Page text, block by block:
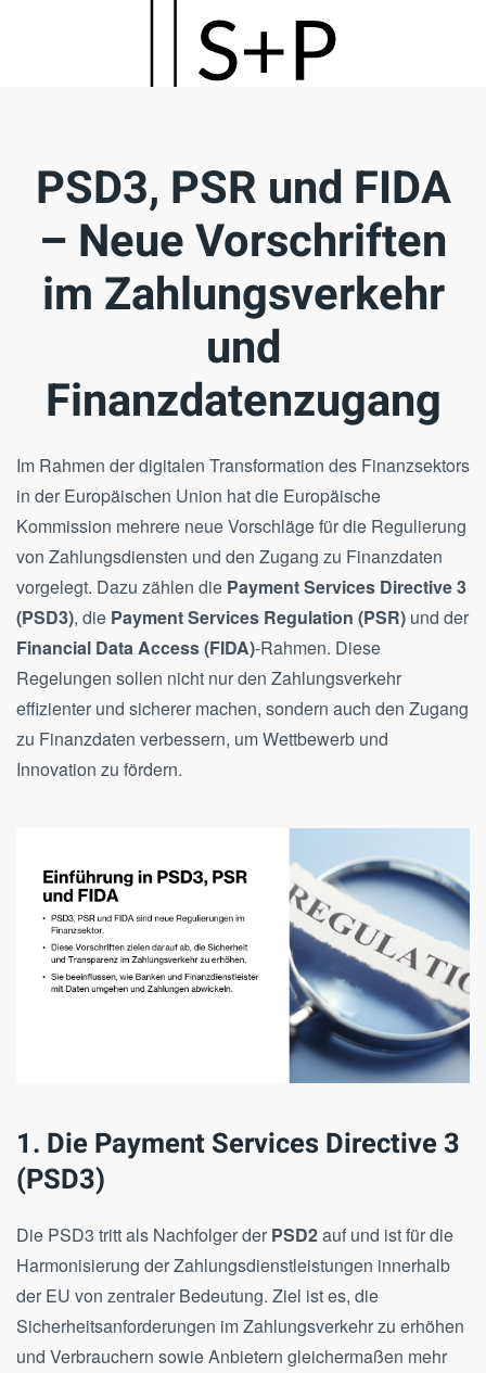
PSD3, PSR und FIDA
– Neue Vorschriften
im Zahlungsverkehr
und
Finanzdatenzugang
Im Rahmen der digitalen Transformation des Finanzsektors
in der Europäischen Union hat die Europäische
Kommission mehrere neue Vorschläge für die Regulierung
von Zahlungsdiensten und den Zugang zu Finanzdaten
vorgelegt. Dazu zählen die Payment Services Directive 3
(PSD3), die Payment Services Regulation (PSR) und der
Financial Data Access (FIDA)-Rahmen. Diese
Regelungen sollen nicht nur den Zahlungsverkehr
effizienter und sicherer machen, sondern auch den Zugang
zu Finanzdaten verbessern, um Wettbewerb und
Innovation zu fördern.
1. Die Payment Services Directive 3
(PSD3)
Die PSD3 tritt als Nachfolger der PSD2auf und ist für die
Harmonisierung der Zahlungsdienstleistungen innerhalb
der EU von zentraler Bedeutung. Ziel ist es, die
Sicherheitsanforderungen im Zahlungsverkehr zu erhöhen
und Verbrauchern sowie Anbietern gleichermaßen mehr